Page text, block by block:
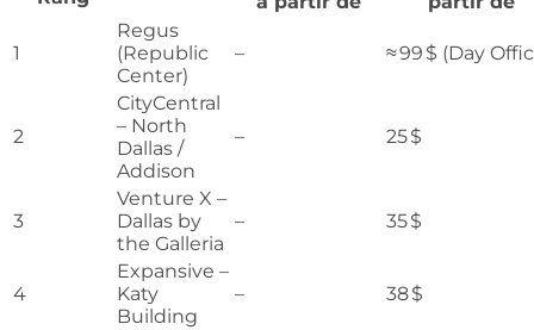
1
Regus
(Republic
Center)
– ≈ 99 $ (Day
2
CityCentral
– North
Dallas /
Addison
– 25 $
3
Venture X –
Dallas by
the Galleria
– 35 $
4
Expansive –
Katy
Building
– 38 $